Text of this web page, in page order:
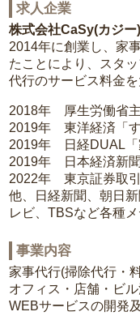
求人企業
株式会社CaSy(カジー)
2014年に創業し、家
たことにより、スタ
代行のサービス料金
2018年 厚生労働省
2019年 東洋経済「
2019年 日経DUAL「
2019年 日本経済新
2022年 東京証券取
他、日経新聞、朝日
レビ、TBSなど各種
事業内容
家事代行(掃除代行・
オフィス・店舗・ビ
WEBサービスの開発